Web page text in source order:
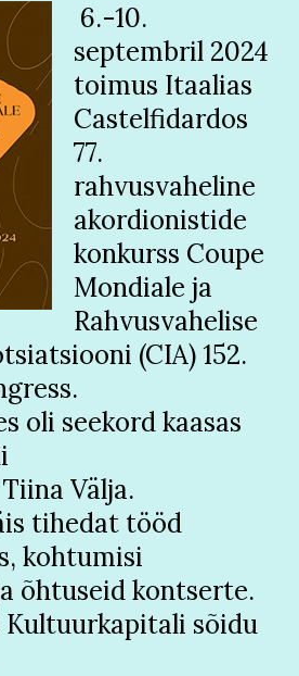
6.-10.
septembril 2024
toimus Itaalias
Castelfidardos
77.
rahvusvaheline
akordionistide
konkurss Coupe
Mondiale ja
Rahvusvahelise
(CIA) 152.
oli seekord kaasas
Välja.
tihedat tööd
kohtumisi
õhtuseid kontserte.
Kultuurkapitali sõidu